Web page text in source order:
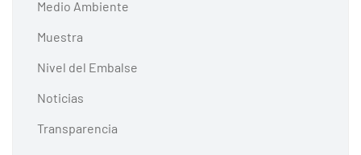
Medio Ambiente
Muestra
Nivel del Embalse
Noticias
Transparencia